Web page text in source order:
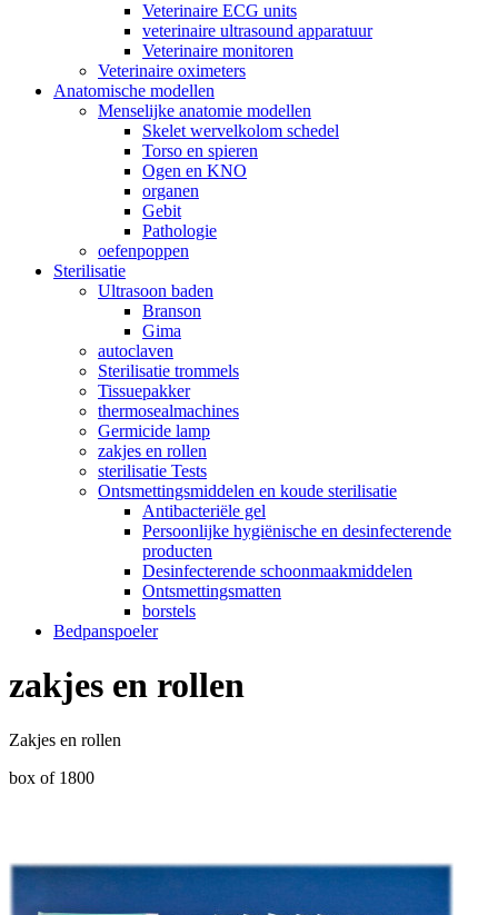
Veterinaire ECG units
veterinaire ultrasound apparatuur
Veterinaire monitoren
Veterinaire oximeters
Anatomische modellen
Menselijke anatomie modellen
Skelet wervelkolom schedel
Torso en spieren
Ogen en KNO
organen
Gebit
Pathologie
oefenpoppen
Sterilisatie
Ultrasoon baden
Branson
Gima
autoclaven
Sterilisatie trommels
Tissuepakker
thermosealmachines
Germicide lamp
zakjes en rollen
sterilisatie Tests
Ontsmettingsmiddelen en koude sterilisatie
Antibacteriële gel
Persoonlijke hygiënische en desinfecterende
producten
Desinfecterende schoonmaakmiddelen
Ontsmettingsmatten
borstels
Bedpanspoeler
zakjes en rollen
Zakjes en rollen
box of 1800